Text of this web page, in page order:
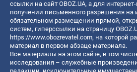
ссылки на сайт OBOZ.UA, а для
получении письменного разрешения на
обязательном размещении прямой,
систем, гиперссылки на страницу
https://www.obozrevatel.com, на которой
материал в первом абзаце материала.
Все материалы на этом сайте, в том
исследования – служебные